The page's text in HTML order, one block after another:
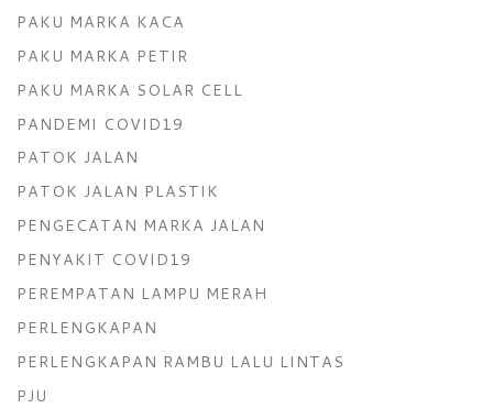
PAKU MARKA KACA
PAKU MARKA PETIR
PAKU MARKA SOLAR CELL
PANDEMI COVID19
PATOK JALAN
PATOK JALAN PLASTIK
PENGECATAN MARKA JALAN
PENYAKIT COVID19
PEREMPATAN LAMPU MERAH
PERLENGKAPAN
PERLENGKAPAN RAMBU LALU LINTAS
PJU